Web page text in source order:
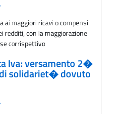
ai maggiori ricavi o compensi
redditi, con la maggiorazione
corrispettivo
Iva: versamento 2�
solidariet� dovuto